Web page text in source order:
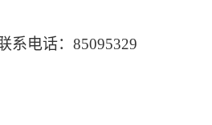
系电话：85095329